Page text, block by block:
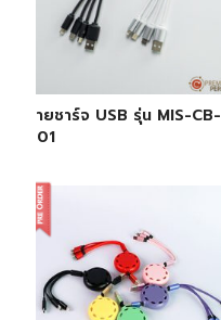
สายชาร์จ USB รุ่น MIS-CB-
001